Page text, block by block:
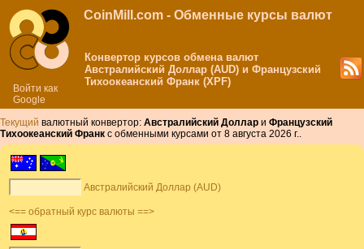
Войти как
Google
CoinMill.com - Обменные курсы валют
Конвертор курсов обмена валют
Австралийский Доллар (AUD) и Французский
Тихоокеанский Франк (XPF)
Текущий валютный конвертор: Австралийский Доллар и Французский
Тихоокеанский Франк с обменными курсами от 8 августа 2026 г..
Австралийский Доллар (AUD)
<== обратный курс валюты ==>